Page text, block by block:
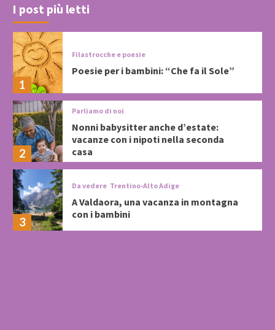
I post più letti
1
Filastrocche e poesie
Poesie per i bambini: “Che fa il Sole”
2
Parliamo di noi
Nonni babysitter anche d’estate:
vacanze con i nipoti nella seconda
casa
3
Da vedere Trentino-Alto Adige
A Valdaora, una vacanza in montagna
con i bambini